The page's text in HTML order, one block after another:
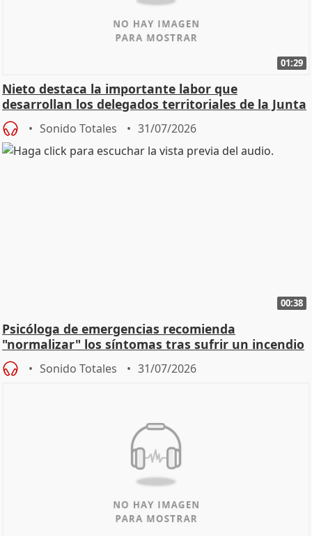
01:29
Nieto destaca la importante labor que
desarrollan los delegados territoriales de la Junta
Sonido Totales 31/07/2026
00:38
Psicóloga de emergencias recomienda
"normalizar" los síntomas tras sufrir un incendio
Sonido Totales 31/07/2026